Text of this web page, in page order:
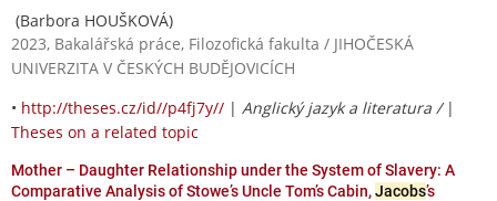
(Barbora HOUŠKOVÁ)
2023, Bakalářská práce, Filozofická fakulta / JIHOČESKÁ
UNIVERZITA V ČESKÝCH BUDĚJOVICÍCH
• http://theses.cz/id//p4fj7y// | Anglický jazyk a literatura / |
Theses on a related topic
Mother – Daughter Relationship under the System of Slavery: A
Comparative Analysis of Stowe’s Uncle Tom’s Cabin,Jacobs’s